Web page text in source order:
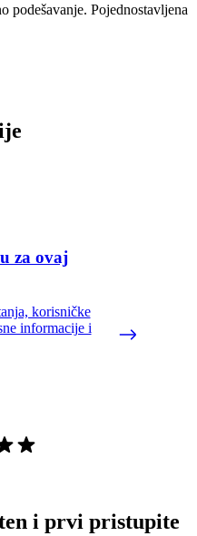
podešavanje. Pojednostavljena
za ovaj
korisničke
informacije i
i prvi pristupite